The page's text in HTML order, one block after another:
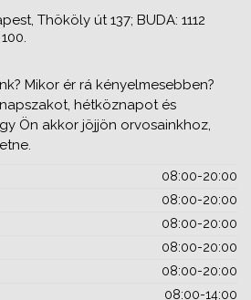
Thököly út 137; BUDA: 1112
Mikor ér rá kényelmesebben?
hétköznapot és
Ön akkor jöjjön orvosainkhoz,
08:00-20:00
08:00-20:00
08:00-20:00
08:00-20:00
08:00-20:00
08:00-14:00